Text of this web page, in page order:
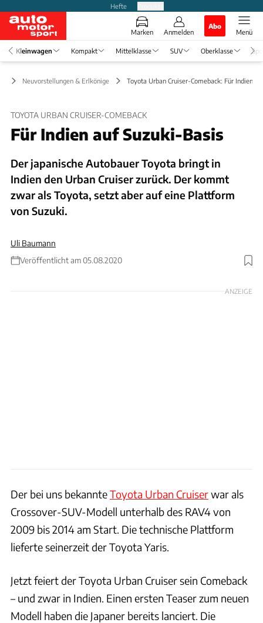
Hefte
Marken Anmelden
Abo
Menü
Kleinwagen Kompakt Mittelklasse SUV Oberklasse
Neuvorstellungen & Erlkönige Toyota Urban Cruiser-Comeback: Für Indien
TOYOTA URBAN CRUISER-COMEBACK
Für Indien auf Suzuki-Basis
Der japanische Autobauer Toyota bringt in
Indien den Urban Cruiser zurück. Der kommt
zwar als Toyota, setzt aber auf eine Plattform
von Suzuki.
Uli Baumann
Veröffentlicht am 05.08.2020
Foto: Toyota
ANZEIGE
Der bei uns bekannteToyota Urban Cruiserwar als
Crossover-SUV-Modell unterhalb des RAV4 von
2009 bis 2014 am Start. Die technische Plattform
lieferte seinerzeit der Toyota Yaris.
Jetzt feiert der Toyota Urban Cruiser sein Comeback
– und zwar in Indien. Einen ersten Teaser zum neuen
Modell haben die Japaner bereits lanciert. Die